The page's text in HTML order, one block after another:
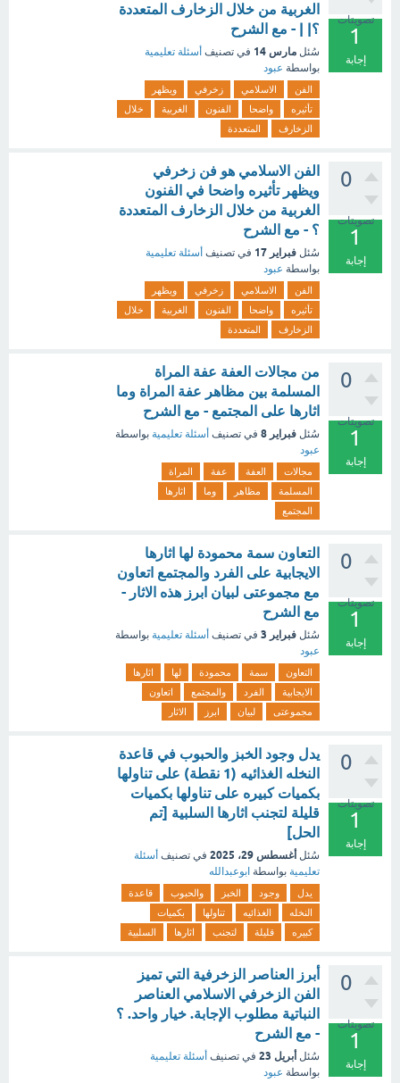
تصويتات
1
إجابة
الغربية من خلال الزخارف المتعددة
؟| | - مع الشرح
سُئل مارس 14 في تصنيف أسئلة تعليمية
بواسطة عبود
الفن الاسلامي زخرفي
ويظهر
تأثيره
واضحا الفنون الغربية
خلال
الزخارف
المتعددة
0
تصويتات
1
إجابة
الفن الاسلامي هو فن زخرفي
ويظهر تأثيره واضحا في الفنون
الغربية من خلال الزخارف المتعددة
؟ - مع الشرح
سُئل فبراير 17 في تصنيف أسئلة تعليمية
بواسطة عبود
الفن الاسلامي زخرفي
ويظهر
تأثيره
واضحا الفنون الغربية
خلال
الزخارف
المتعددة
0
تصويتات
1
إجابة
من مجالات العفة عفة المراة
المسلمة بين مظاهر عفة المراة وما
اثارها على المجتمع - مع الشرح
سُئل فبراير 8 في تصنيف أسئلة تعليمية بواسطة
عبود
مجالات العفة عفة
المراة
المسلمة
مظاهر وما
اثارها
المجتمع
0
تصويتات
1
إجابة
التعاون سمة محمودة لها اثارها
الايجابية على الفرد والمجتمع اتعاون
مع مجموعتى لبيان ابرز هذه الاثار -
مع الشرح
سُئل فبراير 3 في تصنيف أسئلة تعليمية بواسطة
عبود
التعاون سمة محمودة لها
اثارها
الايجابية
الفرد والمجتمع
اتعاون
مجموعتى
لبيان ابرز الاثار
0
تصويتات
1
إجابة
يدل وجود الخبز والحبوب في قاعدة
النخله الغذائيه (1 نقطة) على تناولها
بكميات كبيره على تناولها بكميات
قليلة لتجنب اثارها السلبية [تم
الحل]
سُئل أغسطس 29، 2025 في تصنيف أسئلة
تعليمية بواسطة ابوعبدالله
يدل وجود الخبز والحبوب
قاعدة
النخله
الغذائيه تناولها
بكميات
كبيره
قليلة لتجنب اثارها السلبية
0
تصويتات
1
إجابة
أبرز العناصر الزخرفية التي تميز
الفن الزخرفي الاسلامي العناصر
النباتية مطلوب الإجابة. خيار واحد. ؟
- مع الشرح
سُئل أبريل 23 في تصنيف أسئلة تعليمية
بواسطة عبود